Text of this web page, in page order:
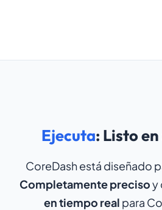
Ejecuta: Listo
CoreDash está diseñado
Completamente precisoy
en tiempo real para